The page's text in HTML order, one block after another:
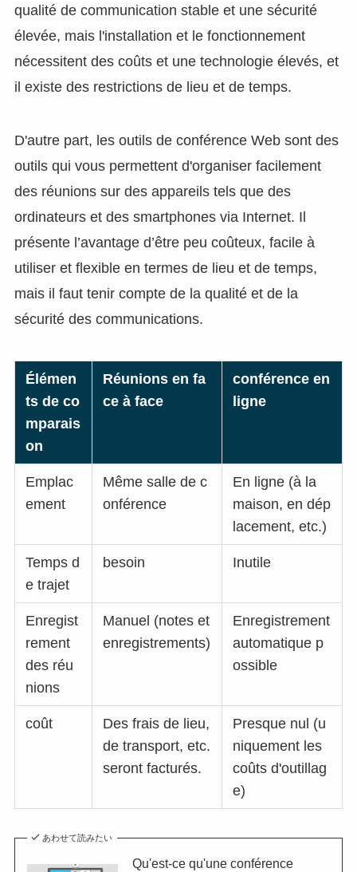
qualité de communication stable et une sécurité
élevée, mais l'installation et le fonctionnement
nécessitent des coûts et une technologie élevés, et
il existe des restrictions de lieu et de temps.
D'autre part, les outils de conférence Web sont des
outils qui vous permettent d'organiser facilement
des réunions sur des appareils tels que des
ordinateurs et des smartphones via Internet. Il
présente l’avantage d’être peu coûteux, facile à
utiliser et flexible en termes de lieu et de temps,
mais il faut tenir compte de la qualité et de la
sécurité des communications.
Élémen
ts de co
mparais
on
Réunions en fa
ce à face
conférence en
ligne
Emplac
ement
Même salle de c
onférence
En ligne (à la
maison, en dép
lacement, etc.)
Temps d
e trajet
besoin Inutile
Enregist
rement
des réu
nions
Manuel (notes et
enregistrements)
Enregistrement
automatique p
ossible
coût
Des frais de lieu,
de transport, etc.
seront facturés.
Presque nul (u
niquement les
coûts d'outillag
e)
あわせて読みたい
Qu'est-ce qu'une conférence